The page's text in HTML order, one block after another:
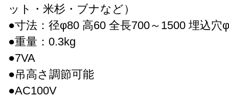
ット・米杉・ブナなど）
●寸法：径φ80 高60 全長700～1500 埋込穴
●重量：0.3kg
●7VA
●吊高さ調節可能
●AC100V